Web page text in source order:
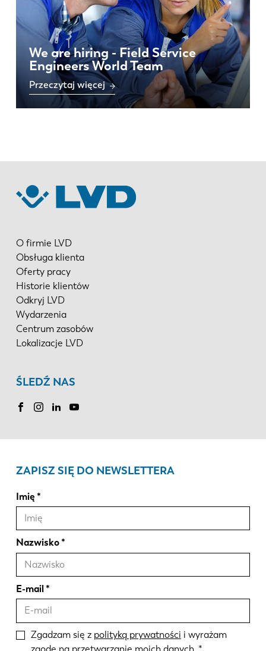
We are hiring - Field Service
Engineers World Team
Przeczytaj więcej
O firmie LVD
Obsługa klienta
Oferty pracy
Historie klientów
Odkryj LVD
Wydarzenia
Centrum zasobów
Lokalizacje LVD
ŚLEDŹ NAS
ZAPISZ SIĘ DO NEWSLETTERA
Imię
Nazwisko
E-mail
Zgadzam się z polityką prywatności i wyrażam